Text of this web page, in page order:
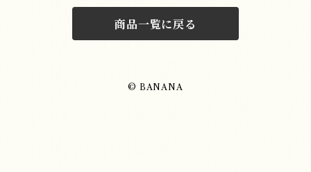
商品一覧に戻る
© BANANA